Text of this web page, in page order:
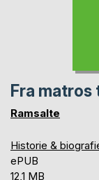
Fra
Ramsalte
Historie &
ePUB
12,1 MB